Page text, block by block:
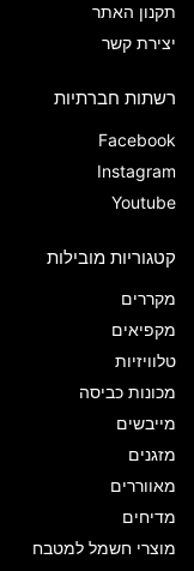
תקנון האתר
יצירת קשר
רשתות חברתיות
Facebook
Instagram
Youtube
קטגוריות מובילות
מקררים
מקפיאים
טלוויזיות
מכונות כביסה
מייבשים
מזגנים
מאווררים
מדיחים
מוצרי חשמל למטבח